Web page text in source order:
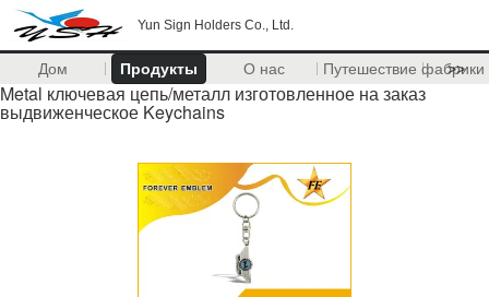
Yun Sign Holders Co., Ltd.
Дом Продукты О нас Путешествие фабрики
>>
Metal ключевая цепь/металл изготовленное на заказ
выдвиженческое Keychains